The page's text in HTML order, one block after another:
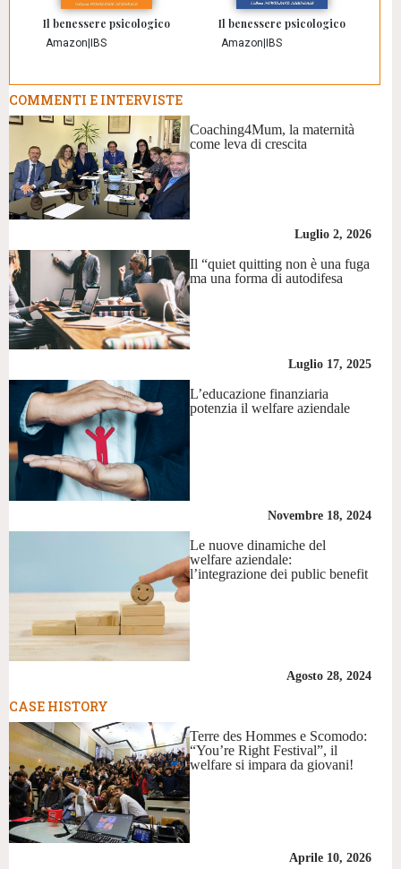
Il benessere psicologico
Amazon IBS
Il benessere psicologico
Amazon IBS
COMMENTI E INTERVISTE
Coaching4Mum, la maternità
come leva di crescita
Luglio 2, 2026
Il “quiet quitting non è una fuga
ma una forma di autodifesa
Luglio 17, 2025
L’educazione finanziaria
potenzia il welfare aziendale
Novembre 18, 2024
Le nuove dinamiche del
welfare aziendale:
l’integrazione dei public benefit
Agosto 28, 2024
CASE HISTORY
Terre des Hommes e Scomodo:
“You’re Right Festival”, il
welfare si impara da giovani!
Aprile 10, 2026